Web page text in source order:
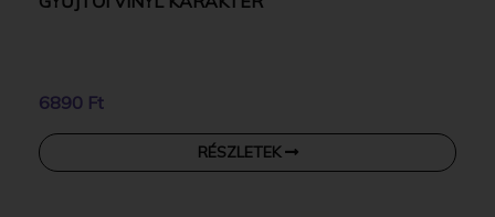
6890 Ft
RÉSZLETEK